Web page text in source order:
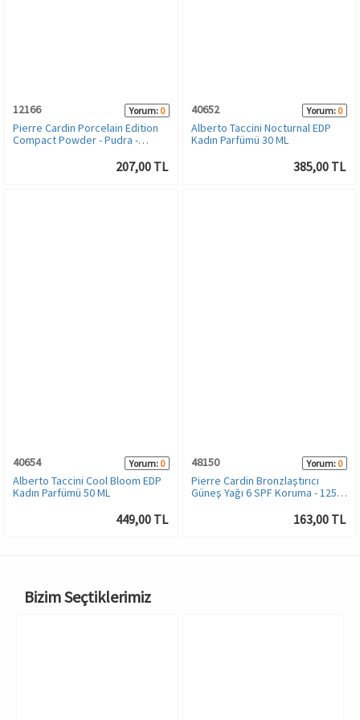
12166 Yorum: 0
Pierre Cardin Porcelain Edition
Compact Powder - Pudra -
207,00 TL
40652 Yorum: 0
Alberto Taccini Nocturnal EDP
Kadın Parfümü 30 ML
385,00 TL
40654 Yorum: 0
Alberto Taccini Cool Bloom EDP
Kadın Parfümü 50 ML
449,00 TL
48150 Yorum: 0
Pierre Cardin Bronzlaştırıcı
Güneş Yağı 6 SPF Koruma - 125
163,00 TL
Bizim Seçtiklerimiz